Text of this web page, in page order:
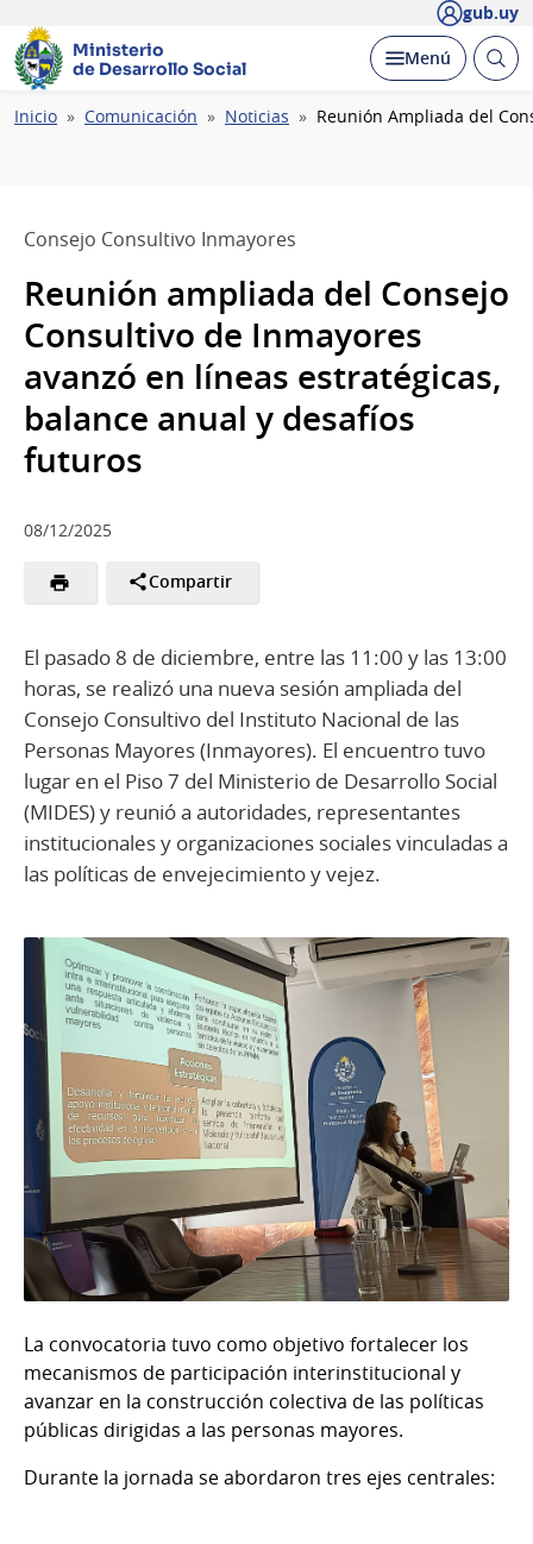
gub.uy
Ministerio
de Desarrollo Social
Desplegar
Menú Abrir
Ruta
Inicio Comunicación Noticias Reunión Ampliada del
Consejo Consultivo Inmayores
Reunión ampliada del Consejo
Consultivo de Inmayores
avanzó en líneas estratégicas,
balance anual y desafíos
futuros
08/12/2025
Compartir
El pasado 8 de diciembre, entre las 11:00 y las 13:00
horas, se realizó una nueva sesión ampliada del
Consejo Consultivo del Instituto Nacional de las
Personas Mayores (Inmayores). El encuentro tuvo
lugar en el Piso 7 del Ministerio de Desarrollo Social
(MIDES) y reunió a autoridades, representantes
institucionales y organizaciones sociales vinculadas a
las políticas de envejecimiento y vejez.
La convocatoria tuvo como objetivo fortalecer los
mecanismos de participación interinstitucional y
avanzar en la construcción colectiva de las políticas
públicas dirigidas a las personas mayores.
Durante la jornada se abordaron tres ejes centrales: